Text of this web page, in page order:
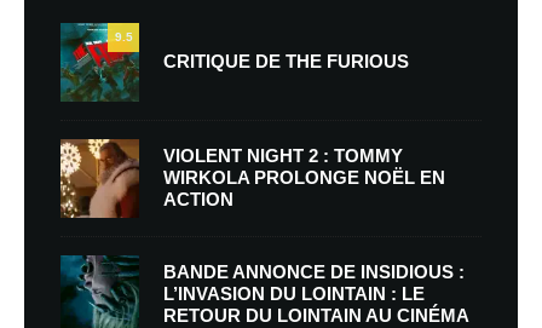
9.5
CRITIQUE DE THE FURIOUS
VIOLENT NIGHT 2 : TOMMY
WIRKOLA PROLONGE NOËL EN
ACTION
BANDE ANNONCE DE INSIDIOUS :
L’INVASION DU LOINTAIN : LE
RETOUR DU LOINTAIN AU CINÉMA